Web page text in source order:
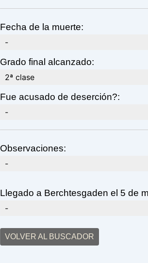
Fecha de la muerte:
-
Grado final alcanzado:
2ª clase
Fue acusado de deserción?:
-
Observaciones:
-
Llegado a Berchtesgaden el 5 de
-
VOLVER AL BUSCADOR